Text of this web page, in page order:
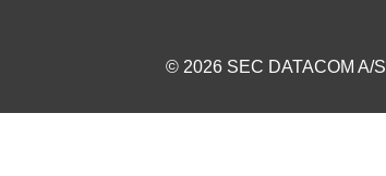
© 2026 SEC DATACOM A/S